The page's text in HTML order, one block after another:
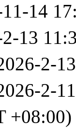
14
13
2-
2-